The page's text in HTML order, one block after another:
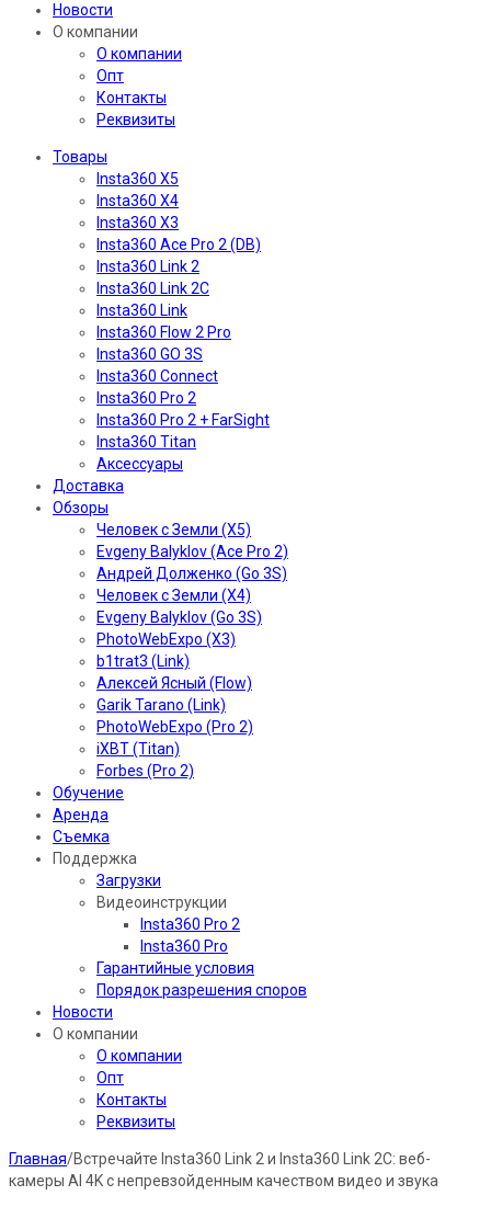
Новости
О компании
О компании
Опт
Контакты
Реквизиты
Товары
Insta360 X5
Insta360 X4
Insta360 X3
Insta360 Ace Pro 2 (DB)
Insta360 Link 2
Insta360 Link 2C
Insta360 Link
Insta360 Flow 2 Pro
Insta360 GO 3S
Insta360 Connect
Insta360 Pro 2
Insta360 Pro 2 + FarSight
Insta360 Titan
Аксессуары
Доставка
Обзоры
Человек с Земли (X5)
Evgeny Balyklov (Ace Pro 2)
Андрей Долженко (Go 3S)
Человек с Земли (X4)
Evgeny Balyklov (Go 3S)
PhotoWebExpo (X3)
b1trat3 (Link)
Алексей Ясный (Flow)
Garik Tarano (Link)
PhotoWebExpo (Pro 2)
iXBT (Titan)
Forbes (Pro 2)
Обучение
Аренда
Съемка
Поддержка
Загрузки
Видеоинструкции
Insta360 Pro 2
Insta360 Pro
Гарантийные условия
Порядок разрешения споров
Новости
О компании
О компании
Опт
Контакты
Реквизиты
Главная/Встречайте Insta360 Link 2 и Insta360 Link 2C: веб-
камеры AI 4K с непревзойденным качеством видео и звука